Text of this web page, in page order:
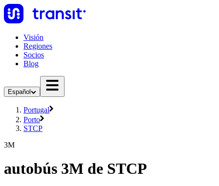
Visión
Regiones
Socios
Blog
Español
Portugal
Porto
STCP
3M
autobús 3M de STCP